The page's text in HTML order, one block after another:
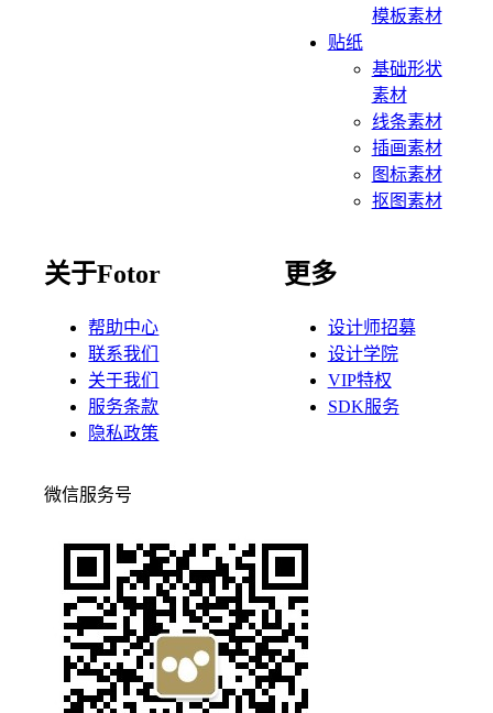
模板素材
贴纸
基础形状
素材
线条素材
插画素材
图标素材
抠图素材
关于Fotor
帮助中心
联系我们
关于我们
服务条款
隐私政策
更多
设计师招募
设计学院
VIP特权
SDK服务
微信服务号